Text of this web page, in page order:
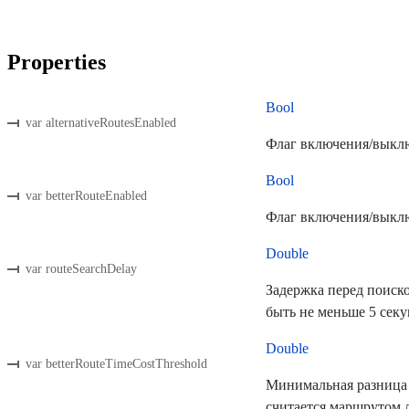
Properties
var alternativeRoutesEnabled
Bool
Флаг включения/
var betterRouteEnabled
Bool
Флаг включения/
var routeSearchDelay
Double
Задержка перед
быть не меньше 5
var betterRouteTimeCostThreshold
Double
Минимальная